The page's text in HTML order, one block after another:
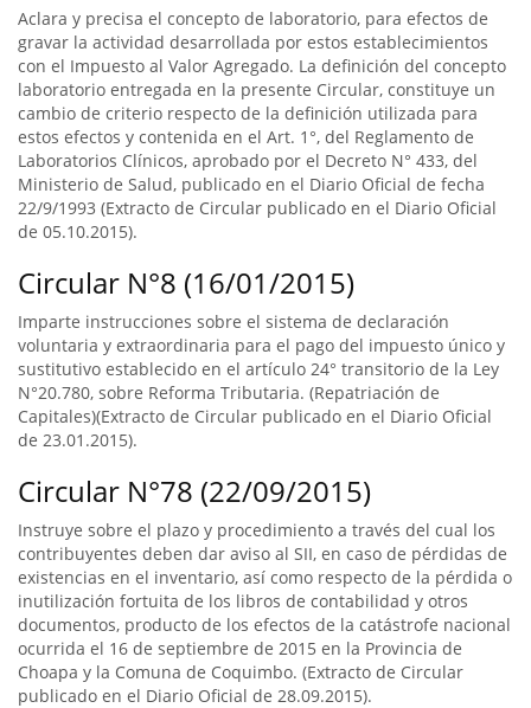
Aclara y precisa el concepto de laboratorio, para efectos de
gravar la actividad desarrollada por estos establecimientos
con el Impuesto al Valor Agregado. La definición del concepto
laboratorio entregada en la presente Circular, constituye un
cambio de criterio respecto de la definición utilizada para
estos efectos y contenida en el Art. 1°, del Reglamento de
Laboratorios Clínicos, aprobado por el Decreto N° 433, del
Ministerio de Salud, publicado en el Diario Oficial de fecha
22/9/1993 (Extracto de Circular publicado en el Diario Oficial
de 05.10.2015).
Circular N°8 (16/01/2015)
Imparte instrucciones sobre el sistema de declaración
voluntaria y extraordinaria para el pago del impuesto único y
sustitutivo establecido en el artículo 24° transitorio de la Ley
N°20.780, sobre Reforma Tributaria. (Repatriación de
Capitales)(Extracto de Circular publicado en el Diario Oficial
de 23.01.2015).
Circular N°78 (22/09/2015)
Instruye sobre el plazo y procedimiento a través del cual los
contribuyentes deben dar aviso al SII, en caso de pérdidas de
existencias en el inventario, así como respecto de la pérdida o
inutilización fortuita de los libros de contabilidad y otros
documentos, producto de los efectos de la catástrofe nacional
ocurrida el 16 de septiembre de 2015 en la Provincia de
Choapa y la Comuna de Coquimbo. (Extracto de Circular
publicado en el Diario Oficial de 28.09.2015).